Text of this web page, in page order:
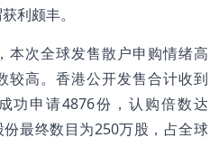
利颇丰。
本次全球发售散户申购情绪高
较高。香港公开发售合计收到
功申请4876份，认购倍数达
最终数目为250万股，占全球